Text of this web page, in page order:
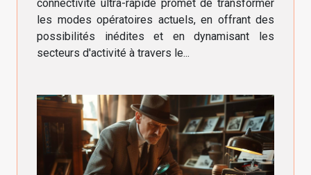
connectivité ultra-rapide promet de transformer
les modes opératoires actuels, en offrant des
possibilités inédites et en dynamisant les
secteurs d'activité à travers le...